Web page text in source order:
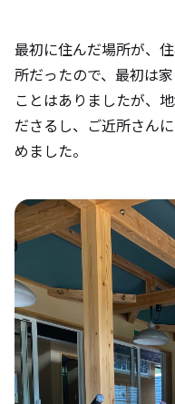
最初に住んだ場所が、
所だったので、最初は
ことはありましたが、
ださるし、ご近所さん
めました。